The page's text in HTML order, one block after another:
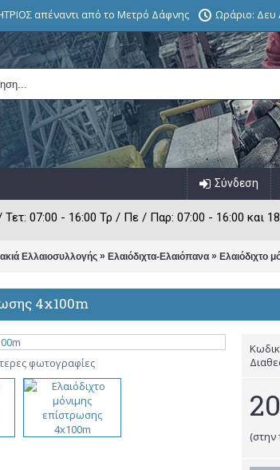
απέναντι από το Μετρό Δάφνης Ωράριο: Δευ
Σύνδεση
07:00 - 16:00 Τρ / Πε / Παρ: 07:00 - 16:00 και
Ελλαιοσυλλογής » Ελαιόδιχτα-Ελαιόπανα » Ελαιόδιχτο
4x100m
φωτογραφίες
(στην